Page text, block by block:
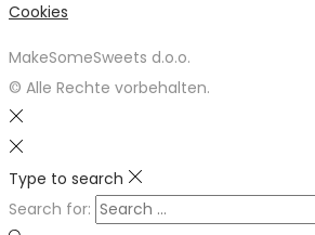
Cookies
MakeSomeSweets d.o.o.
© Alle Rechte vorbehalten.
Type to search
Search for: